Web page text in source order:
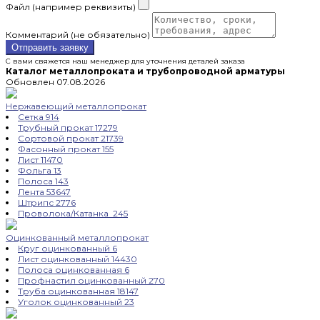
Файл (например реквизиты)
Комментарий (не обязательно)
Отправить заявку
С вами свяжется наш менеджер для уточнения деталей заказа
Каталог металлопроката и трубопроводной арматуры
Обновлен 07.08.2026
Нержавеющий металлопрокат
Сетка 914
Трубный прокат17279
Сортовой прокат21739
Фасонный прокат155
Лист11470
Фольга 13
Полоса 143
Лента 53647
Штрипс 2776
Проволока/Катанка 245
Оцинкованный металлопрокат
Круг оцинкованный 6
Лист оцинкованный 14430
Полоса оцинкованная 6
Профнастил оцинкованный 270
Труба оцинкованная 18147
Уголок оцинкованный 23